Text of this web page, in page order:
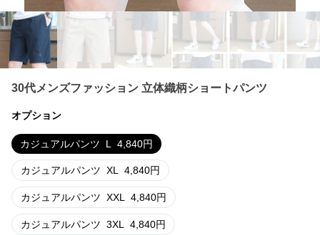
30代メンズファッション 立体織柄ショートパンツ
オプション
カジュアルパンツ L 4,840円
カジュアルパンツ XL 4,840円
カジュアルパンツ XXL 4,840円
カジュアルパンツ 3XL 4,840円